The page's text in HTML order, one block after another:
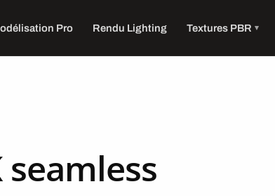
Pro Rendu Lighting Textures PBR